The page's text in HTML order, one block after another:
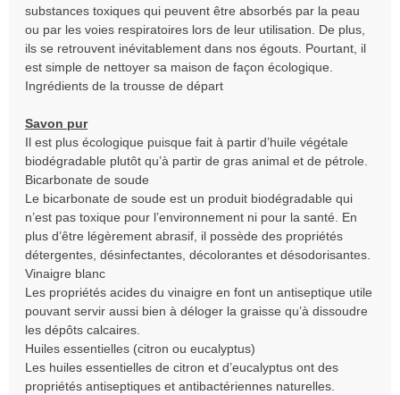
n
l
u
substances toxiques qui peuvent être absorbés par la peau
ou par les voies respiratoires lors de leur utilisation. De plus,
ils se retrouvent inévitablement dans nos égouts. Pourtant, il
est simple de nettoyer sa maison de façon écologique.
Ingrédients de la trousse de départ
Savon pur
Il est plus écologique puisque fait à partir d’huile végétale
biodégradable plutôt qu’à partir de gras animal et de pétrole.
Bicarbonate de soude
Le bicarbonate de soude est un produit biodégradable qui
n’est pas toxique pour l’environnement ni pour la santé. En
plus d’être légèrement abrasif, il possède des propriétés
détergentes, désinfectantes, décolorantes et désodorisantes.
Vinaigre blanc
Les propriétés acides du vinaigre en font un antiseptique utile
pouvant servir aussi bien à déloger la graisse qu’à dissoudre
les dépôts calcaires.
Huiles essentielles (citron ou eucalyptus)
Les huiles essentielles de citron et d’eucalyptus ont des
propriétés antiseptiques et antibactériennes naturelles.